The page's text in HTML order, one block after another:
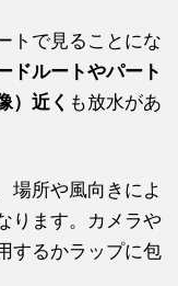
トで見ることにな
ドルートやパート
）近く も放水があ
場所や風向きによ
ります。カメラや
するかラップに包